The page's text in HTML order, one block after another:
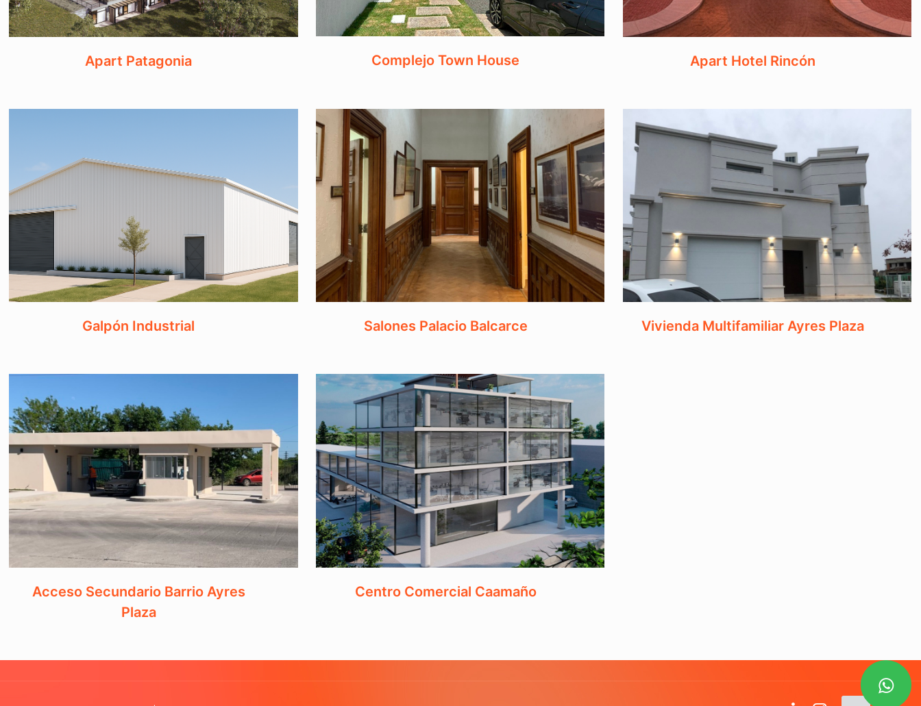
Apart Patagonia Complejo Town House Apart Hotel Rincón
Galpón Industrial Salones Palacio Balcarce Vivienda Multifamiliar Ayres Plaza
Acceso Secundario Barrio Ayres
Plaza
Centro Comercial Caamaño